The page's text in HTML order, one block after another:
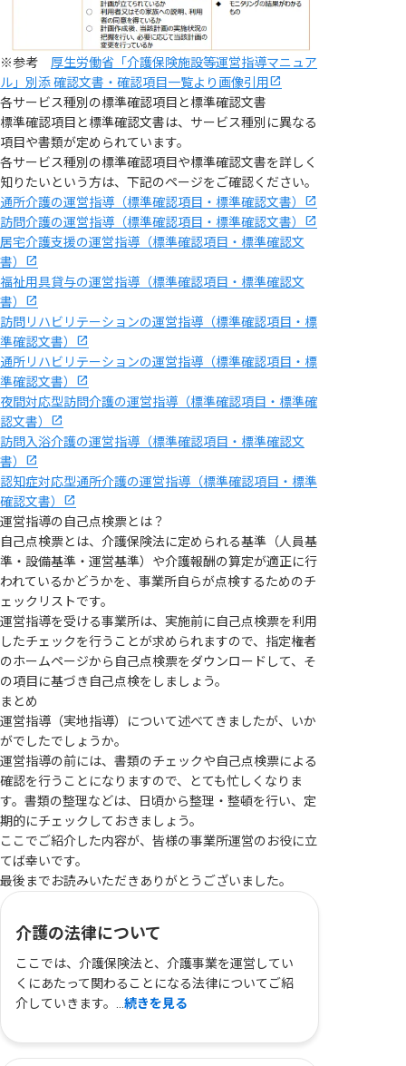
※参考 厚生労働省「介護保険施設等運営指導マニュア
ル」別添 確認文書・確認項目一覧より画像引用
各サービス種別の標準確認項目と標準確認文書
標準確認項目と標準確認文書は、サービス種別に異なる
項目や書類が定められています。
各サービス種別の標準確認項目や標準確認文書を詳しく
知りたいという方は、下記のページをご確認ください。
通所介護の運営指導（標準確認項目・標準確認文書）
訪問介護の運営指導（標準確認項目・標準確認文書）
居宅介護支援の運営指導（標準確認項目・標準確認文
書）
福祉用具貸与の運営指導（標準確認項目・標準確認文
書）
訪問リハビリテーションの運営指導（標準確認項目・標
準確認文書）
通所リハビリテーションの運営指導（標準確認項目・標
準確認文書）
夜間対応型訪問介護の運営指導（標準確認項目・標準確
認文書）
訪問入浴介護の運営指導（標準確認項目・標準確認文
書）
認知症対応型通所介護の運営指導（標準確認項目・標準
確認文書）
運営指導の自己点検票とは？
自己点検票とは、介護保険法に定められる基準（人員基
準・設備基準・運営基準）や介護報酬の算定が適正に行
われているかどうかを、事業所自らが点検するためのチ
ェックリストです。
運営指導を受ける事業所は、実施前に自己点検票を利用
したチェックを行うことが求められますので、指定権者
のホームページから自己点検票をダウンロードして、そ
の項目に基づき自己点検をしましょう。
まとめ
運営指導（実地指導）について述べてきましたが、いか
がでしたでしょうか。
運営指導の前には、書類のチェックや自己点検票による
確認を行うことになりますので、とても忙しくなりま
す。書類の整理などは、日頃から整理・整頓を行い、定
期的にチェックしておきましょう。
ここでご紹介した内容が、皆様の事業所運営のお役に立
てば幸いです。
最後までお読みいただきありがとうございました。
介護の法律について
ここでは、介護保険法と、介護事業を運営してい
くにあたって関わることになる法律についてご紹
介していきます。...続きを見る